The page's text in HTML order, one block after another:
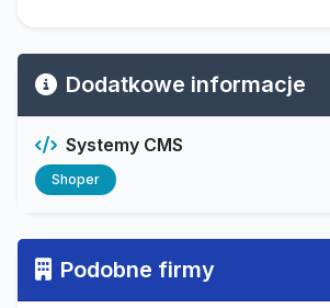
Dodatkowe informacje
Systemy CMS
Shoper
Podobne firmy